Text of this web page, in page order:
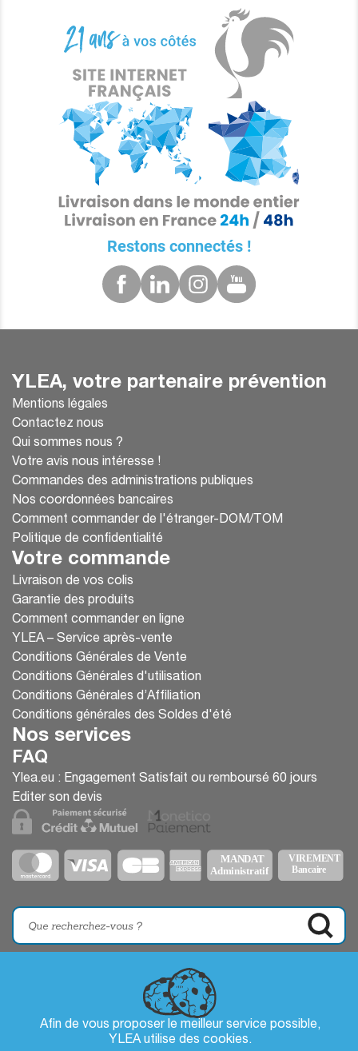
Afin de vous proposer le meilleur service possible,
YLEA utilise des cookies.
Restons connectés !
YLEA, votre partenaire prévention
Mentions légales
Contactez nous
Qui sommes nous ?
Votre avis nous intéresse !
Commandes des administrations publiques
Nos coordonnées bancaires
Comment commander de l'étranger-DOM/TOM
Politique de confidentialité
Votre commande
Livraison de vos colis
Garantie des produits
Comment commander en ligne
YLEA – Service après-vente
Conditions Générales de Vente
Conditions Générales d'utilisation
Conditions Générales d’Affiliation
Conditions générales des Soldes d'été
Nos services
FAQ
Ylea.eu : Engagement Satisfait ou remboursé 60 jours
Editer son devis